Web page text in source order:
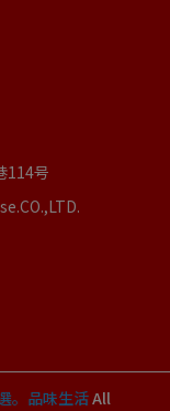
114号
。品味生活All